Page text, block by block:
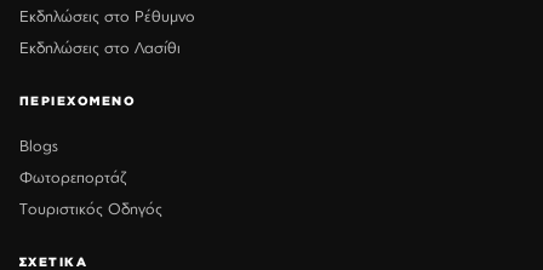
Εκδηλώσεις στο Ρέθυμνο
Εκδηλώσεις στο Λασίθι
ΠΕΡΙΕΧΟΜΕΝΟ
Blogs
Φωτορεπορτάζ
Τουριστικός Οδηγός
ΣΧΕΤΙΚΑ